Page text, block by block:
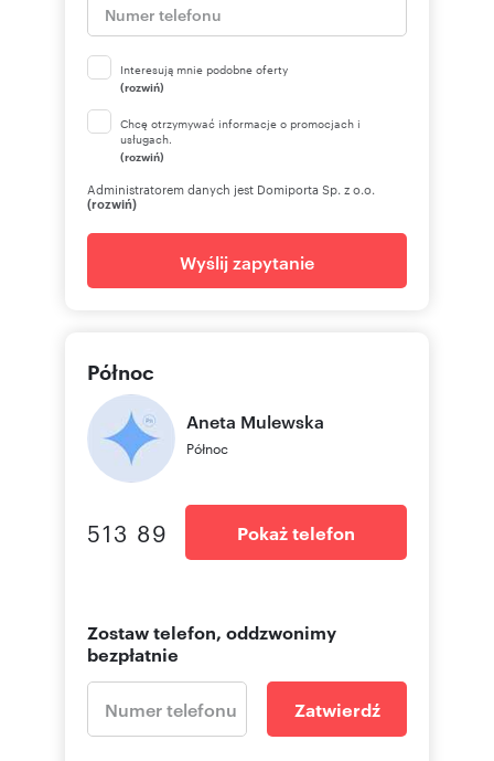
z o.o. w rozumieniu ustawy z dnia 16 kwietnia
1993 r. o zwalczaniu nieuczciwej konkurencji
(Dz. U. z 2003 r., Nr 153, poz. 1503 z późn. zm.).
Oferta wysłana z programu dla biur
nieruchomości ASARI CRM (asaricrm.com)
Numer oferty: 1675/3877/OOS
Interesują mnie podobne oferty
(rozwiń)
Chcę otrzymywać informacje o promocjach i
usługach.
(rozwiń)
Administratorem danych jest Domiporta Sp. z o.o.
(rozwiń)
Wyślij zapytanie
Północ
Aneta Mulewska
Północ
513 89 Pokaż telefon
Zostaw telefon, oddzwonimy
bezpłatnie
Zatwierdź